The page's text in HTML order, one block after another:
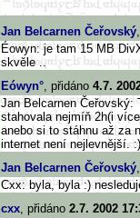
Jan Belcarnen Čeřovský
Éowyn: je tam 15 MB
skvěle ..
Eówyn°, přidáno 4.7.
Jan Belcarnen Čeřovský:
stahovala nejmíň 2h(i
anebo si to stáhnu až za
internet není nejlevnější.
Jan Belcarnen Čeřovský
Cxx: byla, byla :)
cxx, přidáno 2.7. 2002